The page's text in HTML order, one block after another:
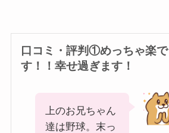
口コミ・評判①めっちゃ楽で
す！！幸せ過ぎます！
上のお兄ちゃん
達は野球。末っ